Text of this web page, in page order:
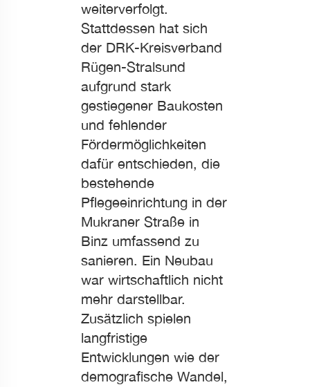
weiterverfolgt.
Stattdessen hat sich
der DRK-Kreisverband
Rügen-Stralsund
aufgrund stark
gestiegener Baukosten
und fehlender
Fördermöglichkeiten
dafür entschieden, die
bestehende
Pflegeeinrichtung in der
Mukraner Straße in
Binz umfassend zu
sanieren. Ein Neubau
war wirtschaftlich nicht
mehr darstellbar.
Zusätzlich spielen
langfristige
Entwicklungen wie der
demografische Wandel,